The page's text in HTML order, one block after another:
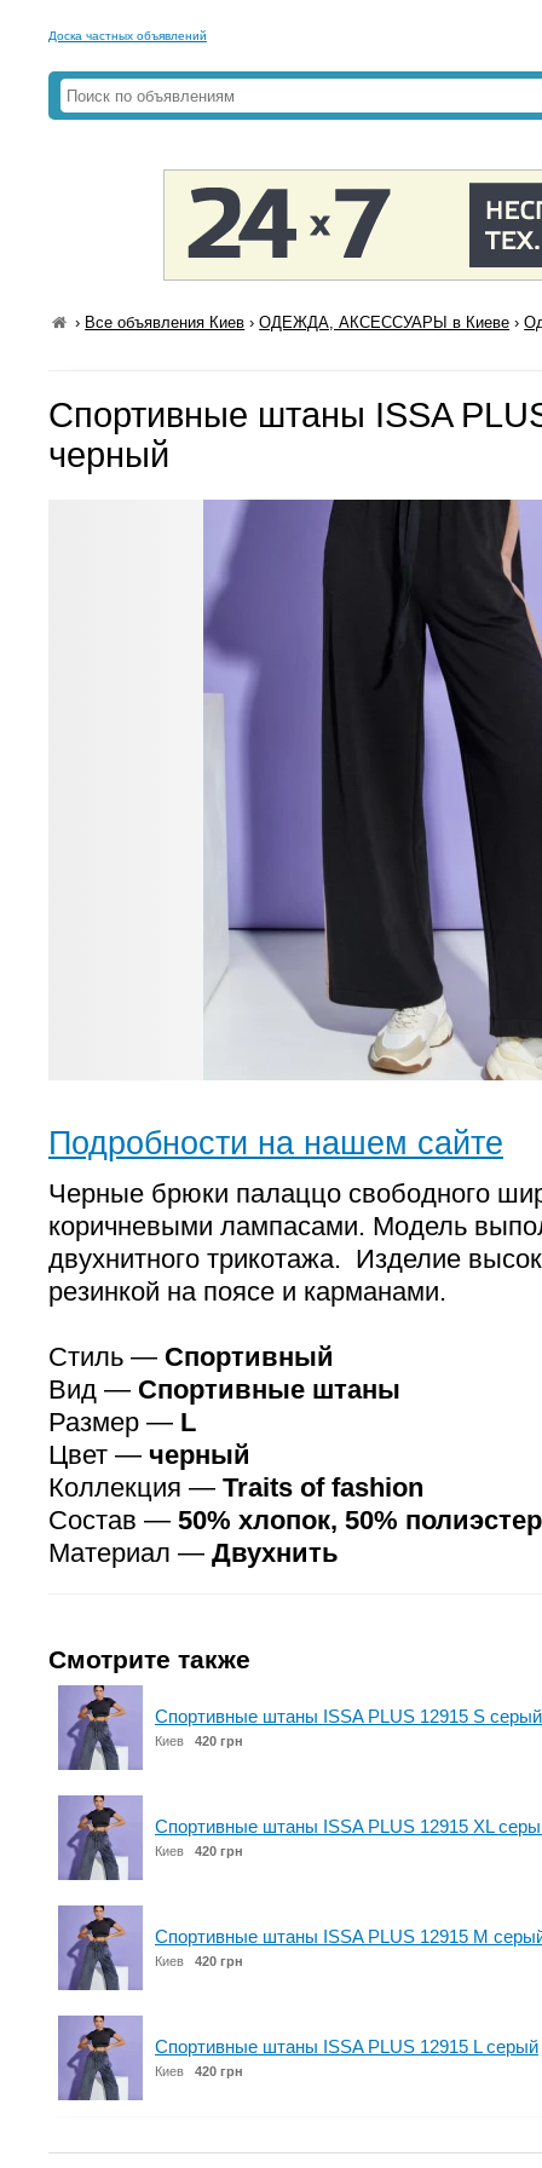
Доска частных объявлений
› Все объявления Киев ›ОДЕЖДА, АКСЕССУАРЫ в Киеве ›
Спортивные штаны ISSA
черный
Подробности на нашем сайте
Черные брюки палаццо свободного
коричневыми лампасами. Модель
двухнитного трикотажа. Изделие
резинкой на поясе и карманами.
Стиль — Спортивный
Вид — Спортивные штаны
Размер — L
Цвет — черный
Коллекция — Traits of fashion
Состав — 50% хлопок, 50% полиэстер
Материал — Двухнить
Смотрите также
Спортивные штаны ISSA PLUS 12915 S серый
Киев 420 грн
Спортивные штаны ISSA PLUS 12915 XL
Киев 420 грн
Спортивные штаны ISSA PLUS 12915 M
Киев 420 грн
Спортивные штаны ISSA PLUS 12915 L серый
Киев 420 грн